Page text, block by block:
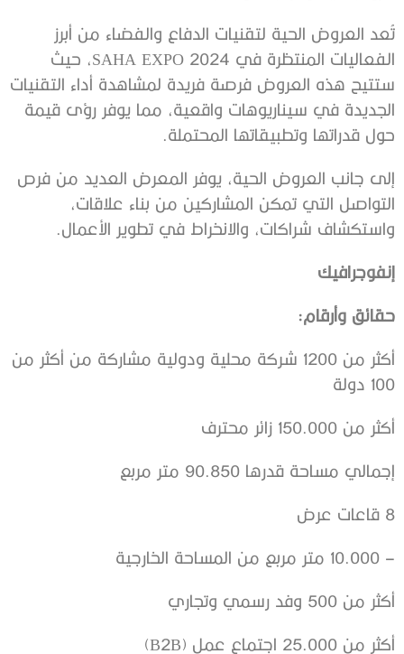
تُعد العروض الحية لتقنيات الدفاع والفضاء من أبرز
الفعاليات المنتظرة في SAHA EXPO 2024، حيث
ستتيح هذه العروض فرصة فريدة لمشاهدة أداء التقنيات
الجديدة في سيناريوهات واقعية، مما يوفر رؤى قيمة
حول قدراتها وتطبيقاتها المحتملة.
إلى جانب العروض الحية، يوفر المعرض العديد من فرص
التواصل التي تمكن المشاركين من بناء علاقات،
واستكشاف شراكات، والانخراط في تطوير الأعمال.
إنفوجرافيك
حقائق وأرقام:
أكثر من 1200 شركة محلية ودولية مشاركة من أكثر من
100 دولة
أكثر من 150.000 زائر محترف
إجمالي مساحة قدرها 90.850 متر مربع
8 قاعات عرض
– 10.000 متر مربع من المساحة الخارجية
أكثر من 500 وفد رسمي وتجاري
أكثر من 25.000 اجتماع عمل (B2B)